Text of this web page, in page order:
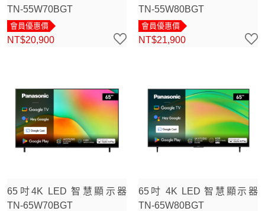
TN-55W70BGT
會員優惠價
NT$20,900
TN-55W80BGT
會員優惠價
NT$21,900
65吋4K LED 智慧顯示器
TN-65W70BGT
65吋 4K LED 智慧顯示器
TN-65W80BGT